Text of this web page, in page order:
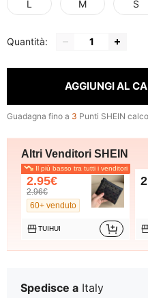
L M S
Quantità:
AGGIUNGI AL
Guadagna fino a 3 Punti SHEIN
Altri Venditori SHEIN
Il più basso tra tutti i venditori
2.95€
2.96€
60+ venduto
TUIHUI
Spedisce a Italy